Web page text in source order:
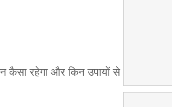
कैसा रहेगा और किन उपायों से